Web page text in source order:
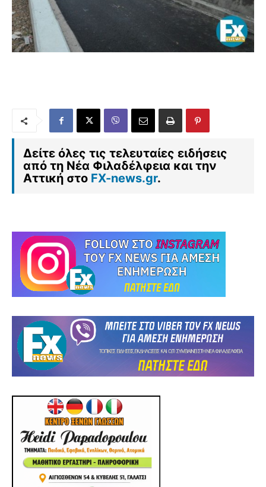
Δείτε όλες τις τελευταίες ειδήσεις
από τη Νέα Φιλαδέλφεια και την
Αττική στο FX-news.gr.